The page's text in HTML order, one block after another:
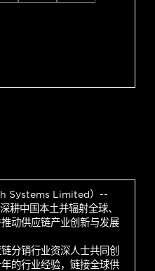
Systems Limited）--
耕中国本土并辐射全球、
动供应链产业创新与发展
分销行业资深人士共同创
的行业经验，链接全球供